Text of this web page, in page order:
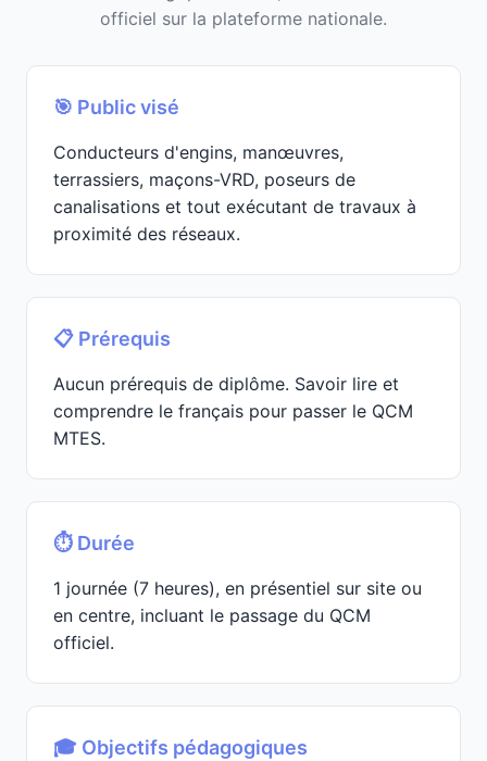
officiel sur la plateforme nationale.
🎯 Public visé
Conducteurs d'engins, manœuvres,
terrassiers, maçons-VRD, poseurs de
canalisations et tout exécutant de travaux à
proximité des réseaux.
📋 Prérequis
Aucun prérequis de diplôme. Savoir lire et
comprendre le français pour passer le QCM
MTES.
⏱️ Durée
1 journée (7 heures), en présentiel sur site ou
en centre, incluant le passage du QCM
officiel.
🎓 Objectifs pédagogiques